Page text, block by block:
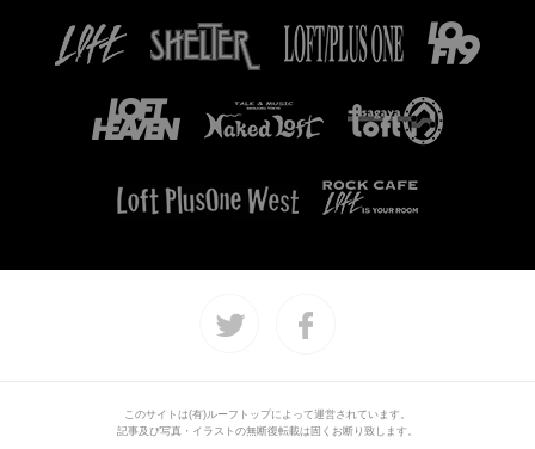
このサイトは(有)ルーフトップによって運営されています。
記事及び写真・イラストの無断復転載は固くお断り致します。